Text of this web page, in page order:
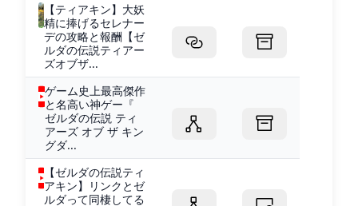
【ティアキン】大妖
精に捧げるセレナー
デの攻略と報酬【ゼ
ルダの伝説ティアー
ズオブザ...
ゲーム史上最高傑作
と名高い神ゲー『
ゼルダの伝説 ティ
アーズ オブ ザ キン
グダ...
【ゼルダの伝説ティ
アキン】リンクとゼ
ルダって同棲してる